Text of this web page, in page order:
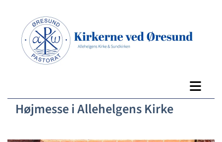
Højmesse i Allehelgens Kirke